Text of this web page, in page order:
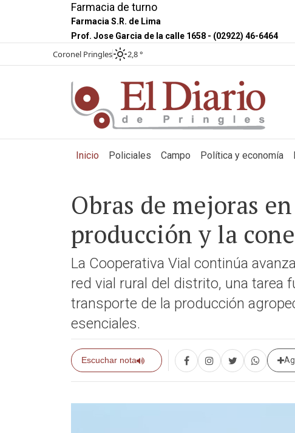
Farmacia de turno
Farmacia S.R. de Lima
Prof. Jose Garcia de la calle 1658 - (02922) 46-6464
Coronel Pringles 2,8 °
Inicio (current)
Policiales Campo Política y economía
Obras de mejoras
producción y la
La Cooperativa Vial continúa
red vial rural del distrito, una tarea
transporte de la producción
esenciales.
Escuchar nota